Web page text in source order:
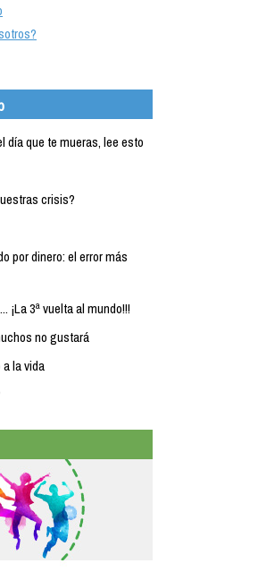
día que te mueras, lee esto
crisis?
por dinero: el error más
¡La 3ª vuelta al mundo!!!
no gustará
la vida